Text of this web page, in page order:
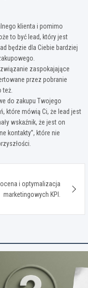
klienta i pomimo
to być lead, który jest
będzie dla Ciebie bardziej
zaspokajające
przez pobranie
do zakupu Twojego
które mówią Ci, że lead jest
wskaźnik, że jest on
kontakty”, które nie
i optymalizacja
marketingowych KPI.